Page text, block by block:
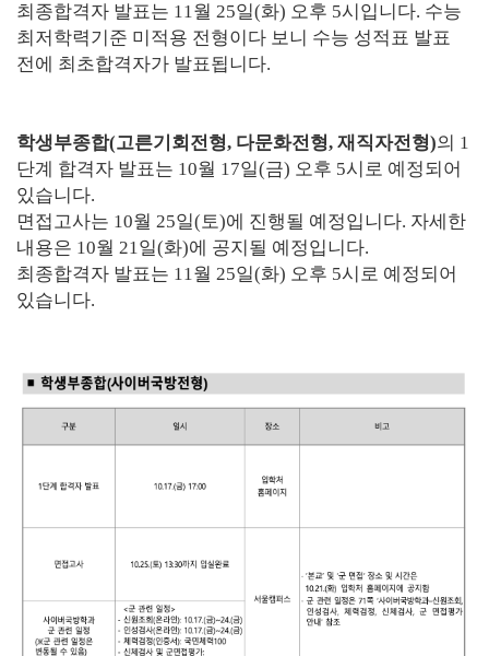
최종합격자 발표는 11월 25일(화) 오후 5시입니다. 수능
최저학력기준 미적용 전형이다 보니 수능 성적표 발표
전에 최초합격자가 발표됩니다.
학생부종합(고른기회전형, 다문화전형, 재직자전형)의 1
단계 합격자 발표는 10월 17일(금) 오후 5시로 예정되어
있습니다.
면접고사는 10월 25일(토)에 진행될 예정입니다. 자세한
내용은 10월 21일(화)에 공지될 예정입니다.
최종합격자 발표는 11월 25일(화) 오후 5시로 예정되어
있습니다.